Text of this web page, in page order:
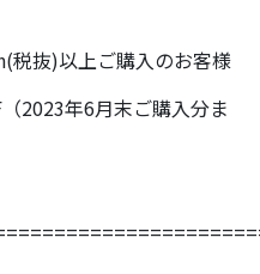
抜)以上ご購入のお客様
2023年6月末ご購入分ま